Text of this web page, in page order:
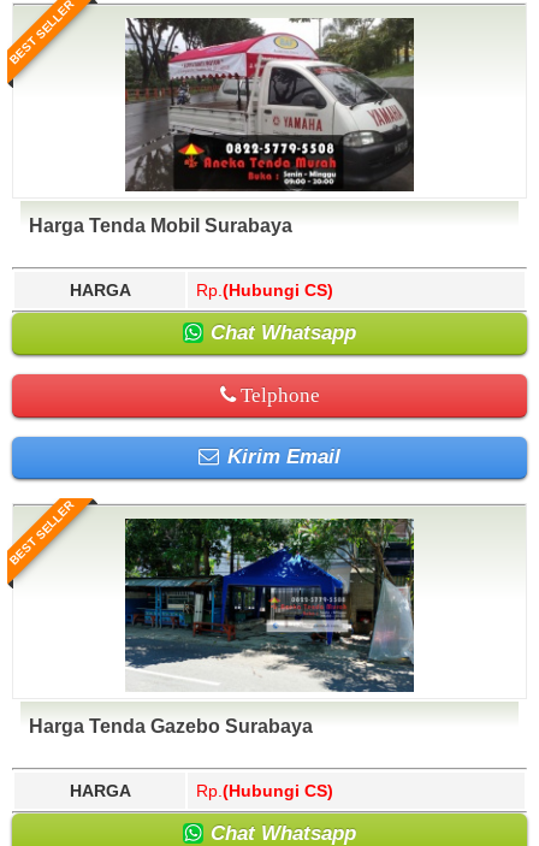
BEST SELLER
Harga Tenda Mobil Surabaya
HARGA Rp. (Hubungi CS)
Chat Whatsapp
Telphone
Kirim Email
BEST SELLER
Harga Tenda Gazebo Surabaya
HARGA Rp. (Hubungi CS)
Chat Whatsapp